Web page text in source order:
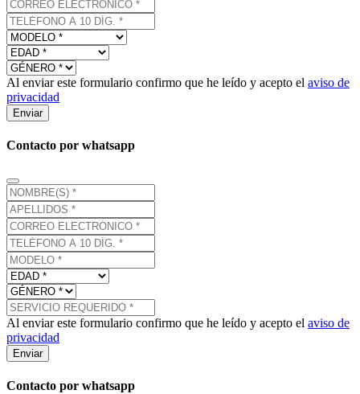
Al enviar este formulario confirmo que he leído y acepto el aviso de
privacidad
Enviar
Contacto por whatsapp
Al enviar este formulario confirmo que he leído y acepto el aviso de
privacidad
Enviar
Contacto por whatsapp